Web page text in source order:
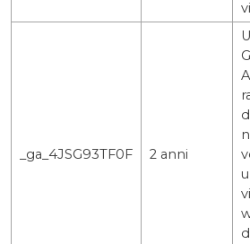
_ga_4JSG93TF0F 2 anni